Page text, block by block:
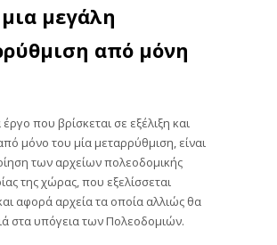
μια μεγάλη
από μόνη
που βρίσκεται σε εξέλιξη και
μόνο του μία μεταρρύθμιση, είναι
των αρχείων πολεοδομικής
της χώρας, που εξελίσσεται
αφορά αρχεία τα οποία αλλιώς θα
στα υπόγεια των Πολεοδομιών.